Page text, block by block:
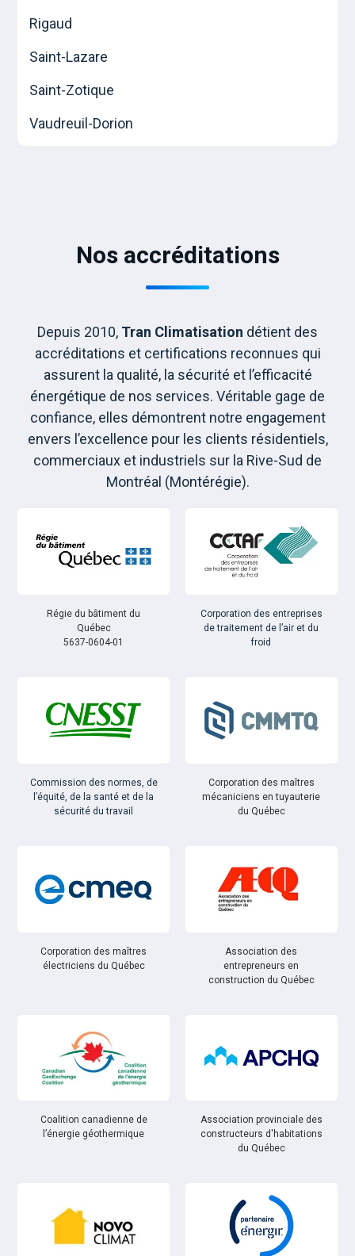
Rigaud
Saint-Lazare
Saint-Zotique
Vaudreuil-Dorion
Nos accréditations
Depuis 2010, Tran Climatisation détient des
accréditations et certifications reconnues qui
assurent la qualité, la sécurité et l’efficacité
énergétique de nos services. Véritable gage de
confiance, elles démontrent notre engagement
envers l’excellence pour les clients résidentiels,
commerciaux et industriels sur la Rive-Sud de
Montréal (Montérégie).
Régie du bâtiment du
Québec
5637-0604-01
Corporation des entreprises
de traitement de l’air et du
froid
Commission des normes, de
l’équité, de la santé et de la
sécurité du travail
Corporation des maîtres
mécaniciens en tuyauterie
du Québec
Corporation des maîtres
électriciens du Québec
Association des
entrepreneurs en
construction du Québec
Coalition canadienne de
l’énergie géothermique
Association provinciale des
constructeurs d'habitations
du Québec